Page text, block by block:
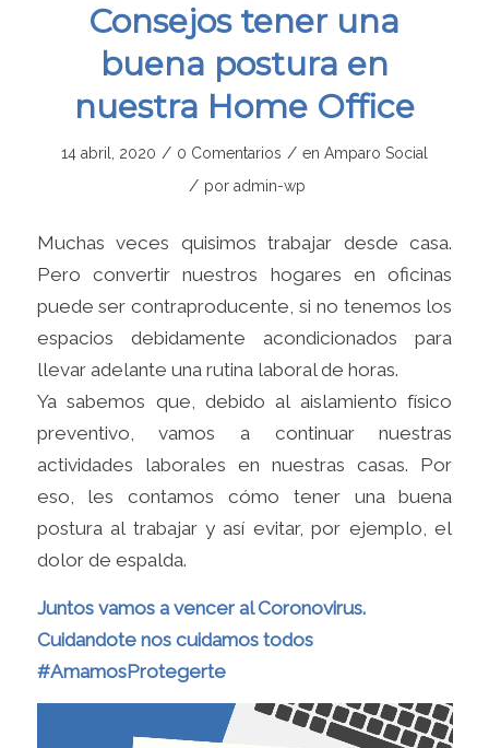
Consejos tener una
buena postura en
nuestra Home Office
14 abril, 2020 / 0 Comentarios / en Amparo Social
/ por admin-wp
Muchas veces quisimos trabajar desde casa.
Pero convertir nuestros hogares en oficinas
puede ser contraproducente, si no tenemos los
espacios debidamente acondicionados para
llevar adelante una rutina laboral de horas.
Ya sabemos que, debido al aislamiento físico
preventivo, vamos a continuar nuestras
actividades laborales en nuestras casas. Por
eso, les contamos cómo tener una buena
postura al trabajar y así evitar, por ejemplo, el
dolor de espalda.
Juntos vamos a vencer al Coronovirus.
Cuidandote nos cuidamos todos
#AmamosProtegerte